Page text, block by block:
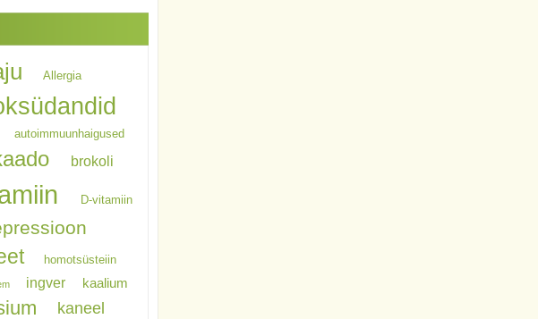
Allergia
autoimmuunhaigused
brokoli
D-vitamiin
homotsüsteiin
ingver kaalium
kaneel